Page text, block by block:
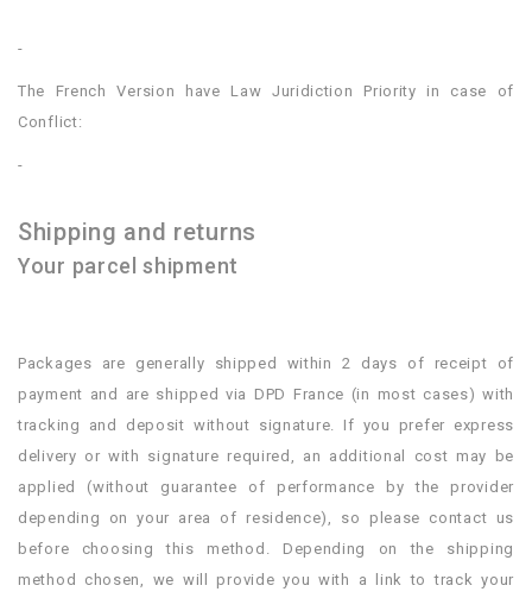
-
The French Version have Law Juridiction Priority in case of
Conflict:
-
Shipping and returns
Your parcel shipment
Packages are generally shipped within 2 days of receipt of
payment and are shipped via DPD France (in most cases) with
tracking and deposit without signature. If you prefer express
delivery or with signature required, an additional cost may be
applied (without guarantee of performance by the provider
depending on your area of ​​residence), so please contact us
before choosing this method. Depending on the shipping
method chosen, we will provide you with a link to track your